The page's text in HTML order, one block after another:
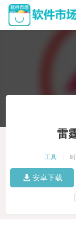
雷
工具
安卓下载